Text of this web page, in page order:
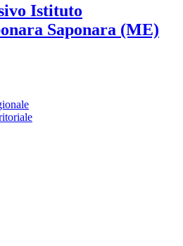
Istituto
Saponara (ME)